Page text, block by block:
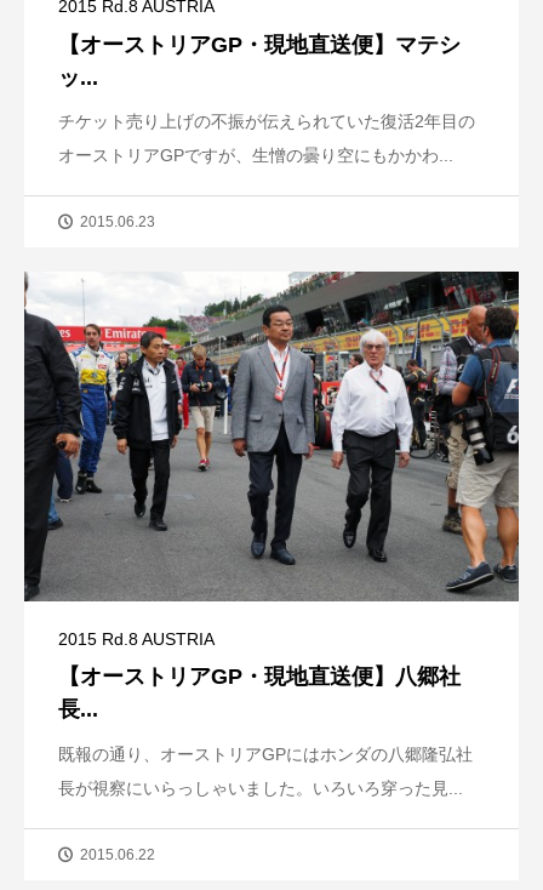
2015 Rd.8 AUSTRIA
【オーストリアGP・現地直送便】マテシ
ッ...
チケット売り上げの不振が伝えられていた復活2年目の
オーストリアGPですが、生憎の曇り空にもかかわ...
2015.06.23
2015 Rd.8 AUSTRIA
【オーストリアGP・現地直送便】八郷社
長...
既報の通り、オーストリアGPにはホンダの八郷隆弘社
長が視察にいらっしゃいました。いろいろ穿った見...
2015.06.22